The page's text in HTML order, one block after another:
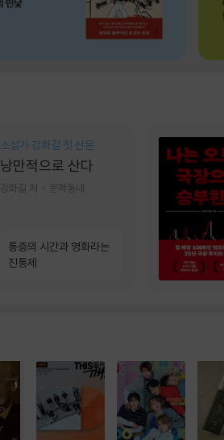
소설가 강화길 첫 산문
낭만적으로 산다
강화길 저 문학동네
통증의 시간과 영화라는
진통제